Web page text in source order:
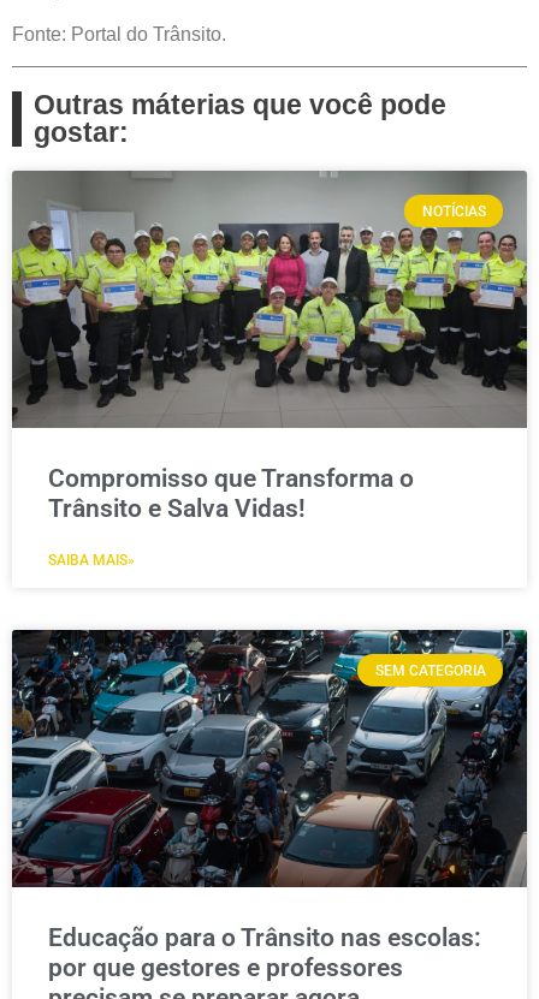
Fonte: Portal do Trânsito.
Outras máterias que você pode
gostar:
NOTÍCIAS
Compromisso que Transforma o
Trânsito e Salva Vidas!
SAIBA MAIS»
SEM CATEGORIA
Educação para o Trânsito nas escolas:
por que gestores e professores